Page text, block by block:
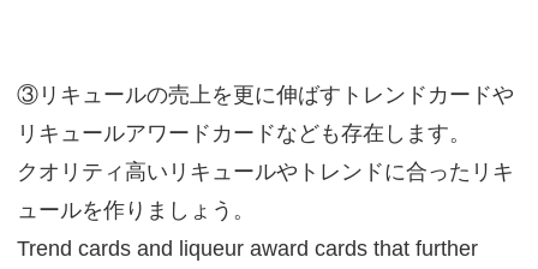
③リキュールの売上を更に伸ばすトレンドカードや
リキュールアワードカードなども存在します。
クオリティ高いリキュールやトレンドに合ったリキ
ュールを作りましょう。
Trend cards and liqueur award cards that further